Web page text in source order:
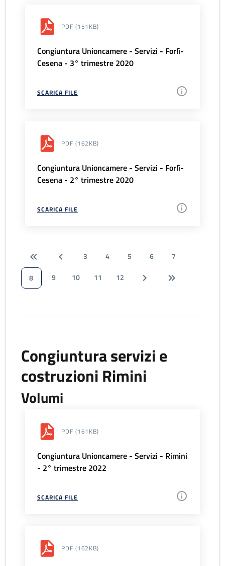
PDF (151KB)
Congiuntura Unioncamere - Servizi - Forlì-
Cesena - 3° trimestre 2020
SCARICA FILE
PDF (162KB)
Congiuntura Unioncamere - Servizi - Forlì-
Cesena - 2° trimestre 2020
SCARICA FILE
3 4 5 6
7
8
9 10 11 12
Congiuntura servizi e
costruzioni Rimini
Volumi
PDF (161KB)
Congiuntura Unioncamere - Servizi - Rimini
- 2° trimestre 2022
SCARICA FILE
PDF (162KB)